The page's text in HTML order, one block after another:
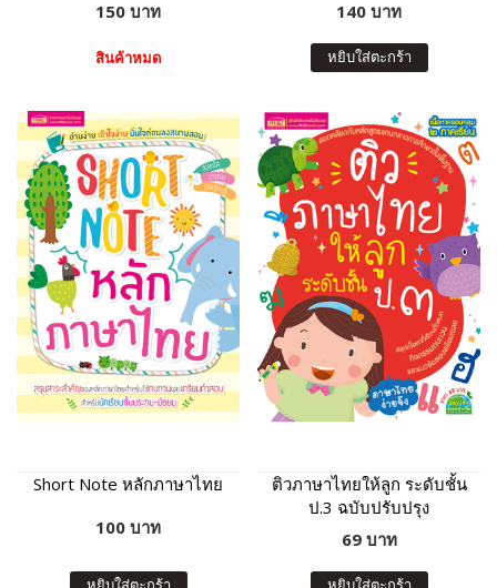
150 บาท
สินค้าหมด
140 บาท
หยิบใส่ตะกร้า
Short Note หลักภาษาไทย
100 บาท
ติวภาษาไทยให้ลูก ระดับชั้น
ป.3 ฉบับปรับปรุง
69 บาท